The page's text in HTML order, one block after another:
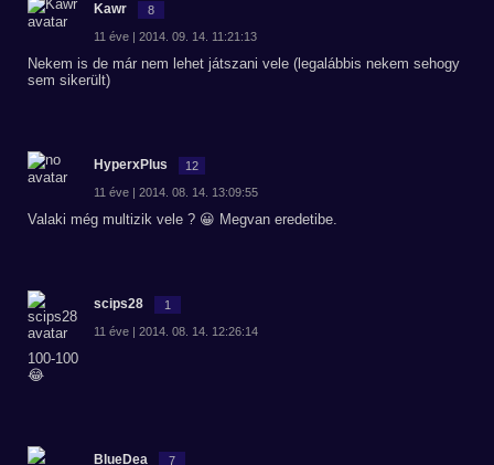
Kawr 8
11 éve | 2014. 09. 14. 11:21:13
Nekem is de már nem lehet játszani vele (legalábbis nekem sehogy
sem sikerült)
HyperxPlus 12
11 éve | 2014. 08. 14. 13:09:55
Valaki még multizik vele ? 😀 Megvan eredetibe.
scips28 1
11 éve | 2014. 08. 14. 12:26:14
100-100
😂
BlueDea 7